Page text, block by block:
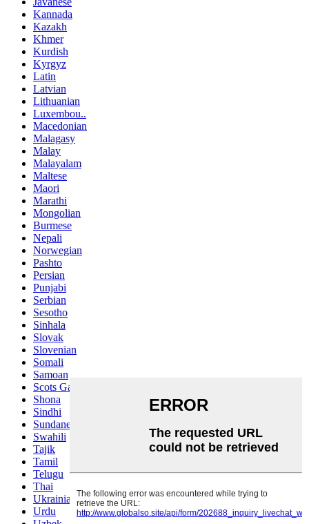
Kannada
Kazakh
Khmer
Kurdish
Kyrgyz
Latin
Latvian
Lithuanian
Luxembou..
Macedonian
Malagasy
Malay
Malayalam
Maltese
Maori
Marathi
Mongolian
Burmese
Nepali
Norwegian
Pashto
Persian
Punjabi
Serbian
Sesotho
Sinhala
Slovak
Slovenian
Somali
Samoan
Scots Gaelic
Shona
Sindhi
Sundanese
Swahili
Tajik
Tamil
Telugu
Thai
Ukrainian
Urdu